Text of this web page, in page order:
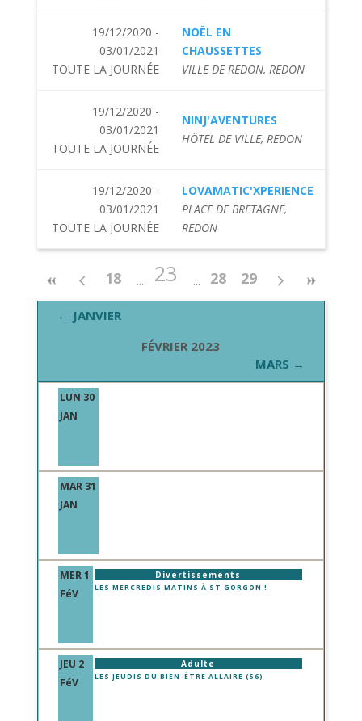
19/12/2020 -
03/01/2021
TOUTE LA JOURNÉE
NOËL EN
CHAUSSETTES
VILLE DE REDON, REDON
19/12/2020 -
03/01/2021
TOUTE LA JOURNÉE
NINJ'AVENTURES
HÔTEL DE VILLE, REDON
19/12/2020 -
03/01/2021
TOUTE LA JOURNÉE
LOVAMATIC'XPERIENCE
PLACE DE BRETAGNE,
REDON
18 23 28 29
← JANVIER
FÉVRIER 2023
MARS →
LUN 30
JAN
MAR 31
JAN
MER 1
FéV
Divertissements
LES MERCREDIS MATINS À ST GORGON !
JEU 2
FéV
Adulte
LES JEUDIS DU BIEN-ÊTRE ALLAIRE (56)